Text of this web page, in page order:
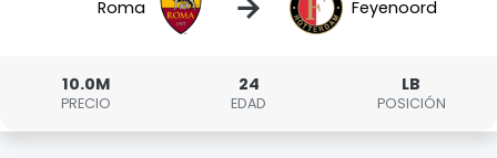
Roma Feyenoord
10.0M
PRECIO
24
EDAD
LB
POSICIÓN